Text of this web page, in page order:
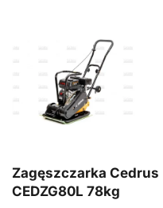
Zagęszczarka Cedrus
CEDZG80L 78kg